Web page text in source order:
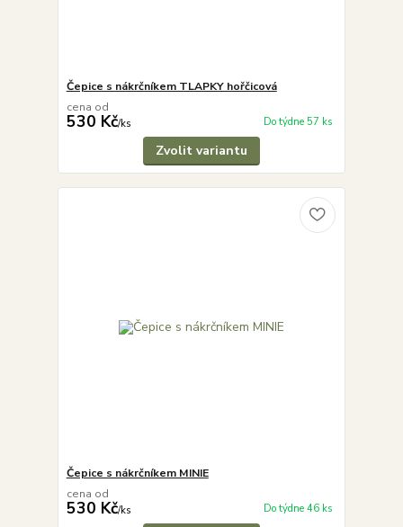
Čepice s nákrčníkem TLAPKY hořčicová
cena od
530 Kč/ks Do týdne 57 ks
Zvolit variantu
Čepice s nákrčníkem MINIE
cena od
530 Kč/ks Do týdne 46 ks